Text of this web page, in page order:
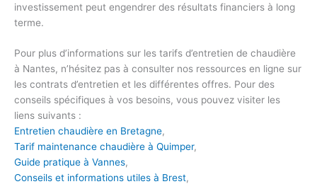
investissement peut engendrer des résultats financiers à long
terme.
Pour plus d’informations sur les tarifs d’entretien de chaudière
à Nantes, n’hésitez pas à consulter nos ressources en ligne sur
les contrats d’entretien et les différentes offres. Pour des
conseils spécifiques à vos besoins, vous pouvez visiter les
liens suivants :
Entretien chaudière en Bretagne,
Tarif maintenance chaudière à Quimper,
Guide pratique à Vannes,
Conseils et informations utiles à Brest,